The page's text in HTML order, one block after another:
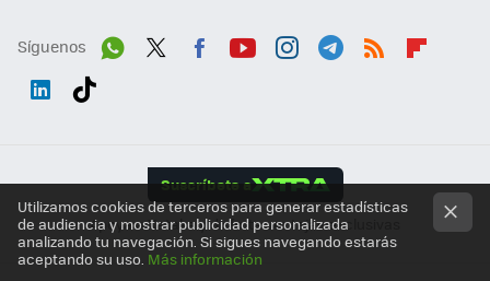
Síguenos
n
Suscríbete a
Apoya a Xataka y disfruta ventajas exclusivas
Utilizamos cookies de terceros para generar estadísticas
de audiencia y mostrar publicidad personalizada
analizando tu navegación. Si sigues navegando estarás
aceptando su uso. Más información